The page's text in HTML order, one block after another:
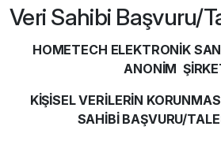
Veri Sahibi Başvuru/
HOMETECH ELEKTRONİK
ANONİM
KİŞİSEL VERİLERİN
SAHİBİ BAŞVURU/